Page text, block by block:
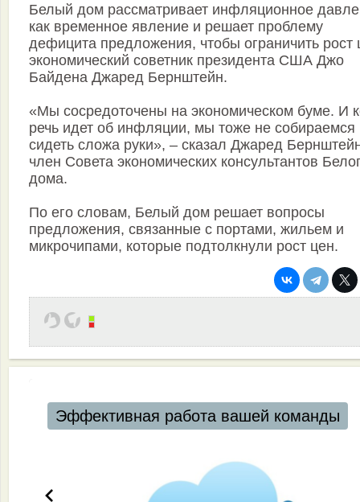
Белый дом рассматривает инфляционное
как временное явление и решает проблему
дефицита предложения, чтобы ограничить рост
экономический советник президента США Джо
Байдена Джаред Бернштейн.
«Мы сосредоточены на экономическом буме. И
речь идет об инфляции, мы тоже не собираемся
сидеть сложа руки», – сказал Джаред
член Совета экономических консультантов
дома.
По его словам, Белый дом решает вопросы
предложения, связанные с портами, жильем и
микрочипами, которые подтолкнули рост цен.
работа вашей команды